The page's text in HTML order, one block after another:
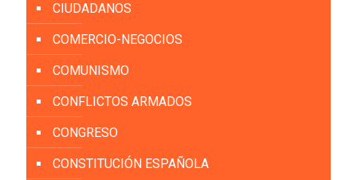
CIUDADANOS
COMERCIO-NEGOCIOS
COMUNISMO
CONFLICTOS ARMADOS
CONGRESO
CONSTITUCIÓN ESPAÑOLA